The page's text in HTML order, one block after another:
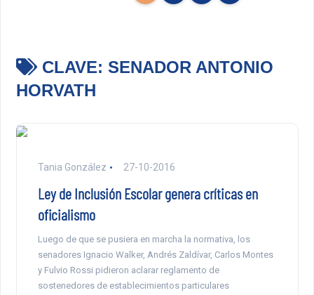
CLAVE: SENADOR ANTONIO
HORVATH
Tania González 27-10-2016
Ley de Inclusión Escolar genera críticas en
oficialismo
Luego de que se pusiera en marcha la normativa, los
senadores Ignacio Walker, Andrés Zaldívar, Carlos Montes
y Fulvio Rossi pidieron aclarar reglamento de
sostenedores de establecimientos particulares